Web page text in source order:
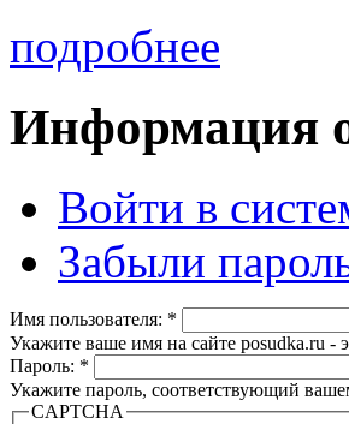
подробнее
Информация
Войти в
Забыли
Имя пользователя: *
Укажите ваше имя на сайте posudka.ru
Пароль: *
Укажите пароль, соответствующий
CAPTCHA